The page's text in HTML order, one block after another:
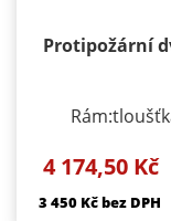
Protipožární
podle
4 174,50 Kč
3 450 Kč bez DPH